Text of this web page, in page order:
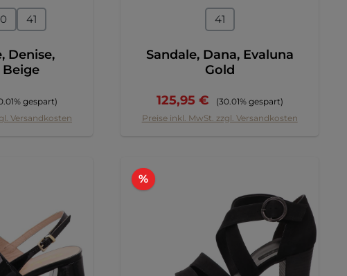
41
Denise,
Beige
Preis:
gespart)
Versandkosten
auswählen
41
Sandale, Dana, Evaluna
Gold
Verkaufspreis:
125,95 € Regulärer Preis:
(30.01% gespart)
Preise inkl. MwSt. zzgl. Versandkosten
%Rabatt